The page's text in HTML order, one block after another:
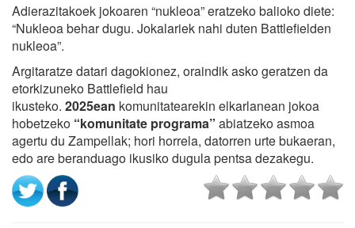
Adierazitakoek jokoaren “nukleoa” eratzeko balioko diete:
“Nukleoa behar dugu. Jokalariek nahi duten Battlefielden
nukleoa”.
Argitaratze datari dagokionez, oraindik asko geratzen da
etorkizuneko Battlefield hau
ikusteko. 2025ean komunitatearekin elkarlanean jokoa
hobetzeko “komunitate programa” abiatzeko asmoa
agertu du Zampellak; hori horrela, datorren urte bukaeran,
edo are beranduago ikusiko dugula pentsa dezakegu.